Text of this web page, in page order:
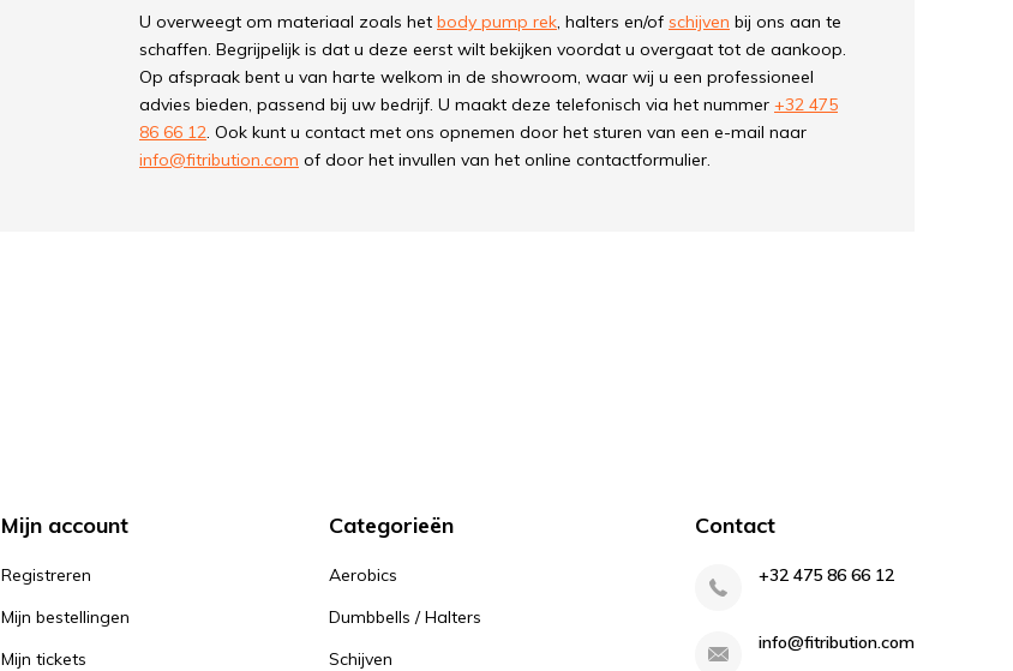
U overweegt om materiaal zoals het body pump rek, halters en/of schijven bij ons aan te
schaffen. Begrijpelijk is dat u deze eerst wilt bekijken voordat u overgaat tot de aankoop.
Op afspraak bent u van harte welkom in de showroom, waar wij u een professioneel
advies bieden, passend bij uw bedrijf. U maakt deze telefonisch via het nummer +32 475
86 66 12. Ook kunt u contact met ons opnemen door het sturen van een e-mail naar
info@fitribution.com of door het invullen van het online contactformulier.
Mijn account
Registreren
Mijn bestellingen
Mijn tickets
Categorieën
Aerobics
Dumbbells / Halters
Schijven
Contact
+32 475 86 66 12
info@fitribution.com